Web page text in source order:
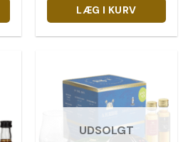
LÆG I KURV
UDSOLGT